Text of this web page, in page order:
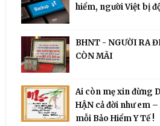
hiểm, người Việt bị
BHNT - NGƯỜI RA
CÒN MÃI
Ai còn mẹ xin đừng
HẬN cả đời như em
mỗi Bảo Hiểm Y Tế !